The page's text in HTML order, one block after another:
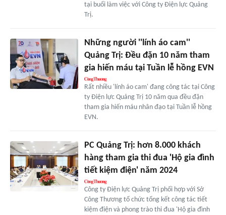
tại buổi làm việc với Công ty Điện lực Quảng
Trị.
Những người ''lính áo cam''
Quảng Trị: Đều đặn 10 năm tham
gia hiến máu tại Tuần lễ hồng EVN
Rất nhiều 'lính áo cam' đang công tác tại Công
ty Điện lực Quảng Trị 10 năm qua đều đặn
tham gia hiến máu nhân đạo tại Tuần lễ hồng
EVN.
PC Quảng Trị: hơn 8.000 khách
hàng tham gia thi đua 'Hộ gia đình
tiết kiệm điện' năm 2024
Công ty Điện lực Quảng Trị phối hợp với Sở
Công Thương tổ chức tổng kết công tác tiết
kiệm điện và phong trào thi đua 'Hộ gia đình